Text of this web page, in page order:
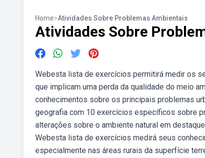
Home>Atividades Sobre Problemas Ambientais
Atividades Sobre
Webesta lista de exercícios permitirá medir os
que implicam uma perda da qualidade do meio
conhecimentos sobre os principais problemas
geografia com 10 exercícios específicos sobre
alterações sobre o ambiente natural em
Webesta lista de exercícios medirá seus
especialmente nas áreas rurais da superfície